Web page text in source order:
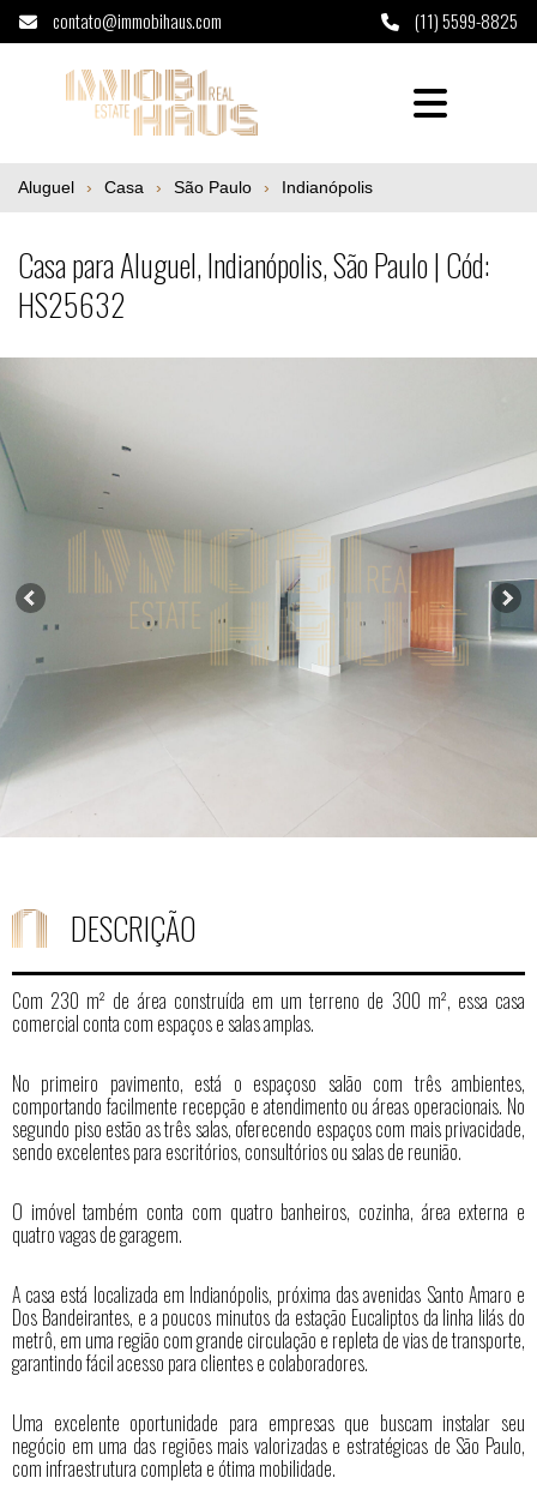
contato@immobihaus.com (11) 5599-8825
Casa para Aluguel, Indianópolis, São
Aluguel Casa São Paulo Indianópolis
Casa para Aluguel, Indianópolis, São Paulo | Cód:
HS25632
DESCRIÇÃO
Com 230 m² de área construída em um terreno de 300 m², essa casa
comercial conta com espaços e salas amplas.
No primeiro pavimento, está o espaçoso salão com três ambientes,
comportando facilmente recepção e atendimento ou áreas operacionais. No
segundo piso estão as três salas, oferecendo espaços com mais privacidade,
sendo excelentes para escritórios, consultórios ou salas de reunião.
O imóvel também conta com quatro banheiros, cozinha, área externa e
quatro vagas de garagem.
A casa está localizada em Indianópolis, próxima das avenidas Santo Amaro e
Dos Bandeirantes, e a poucos minutos da estação Eucaliptos da linha lilás do
metrô, em uma região com grande circulação e repleta de vias de transporte,
garantindo fácil acesso para clientes e colaboradores.
Uma excelente oportunidade para empresas que buscam instalar seu
negócio em uma das regiões mais valorizadas e estratégicas de São Paulo,
com infraestrutura completa e ótima mobilidade.